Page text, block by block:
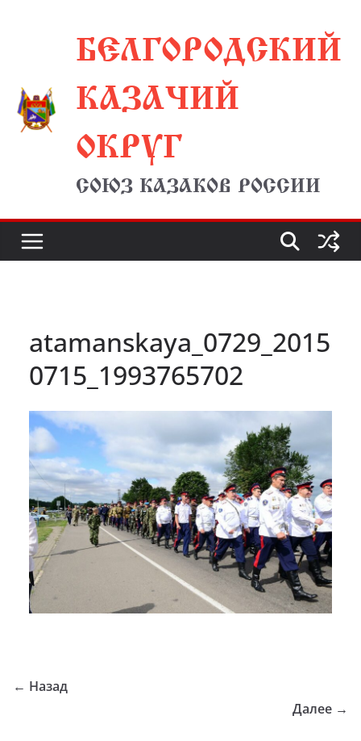
содержимомуБЕЛГОРОДСКИЙ
КАЗАЧИЙ
ОКРУГ
СОЮЗ КАЗАКОВ РОССИИ
atamanskaya_0729_2015
0715_1993765702
← Назад
Далее →